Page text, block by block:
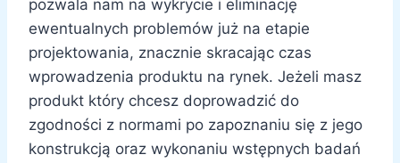
pozwala nam na wykrycie i eliminację
ewentualnych problemów już na etapie
projektowania, znacznie skracając czas
wprowadzenia produktu na rynek. Jeżeli masz
produkt który chcesz doprowadzić do
zgodności z normami po zapoznaniu się z jego
konstrukcją oraz wykonaniu wstępnych badań